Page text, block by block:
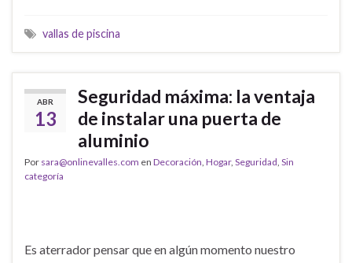
vallas de piscina
ABR
13
Seguridad máxima: la ventaja
de instalar una puerta de
aluminio
Por sara@onlinevalles.com en Decoración, Hogar, Seguridad, Sin
categoría
Es aterrador pensar que en algún momento nuestro